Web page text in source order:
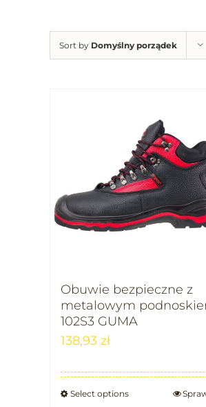
Sort by Domyślny porządek
Obuwie bezpieczne z
metalowym
102S3 GUMA
138,93 zł
Select options